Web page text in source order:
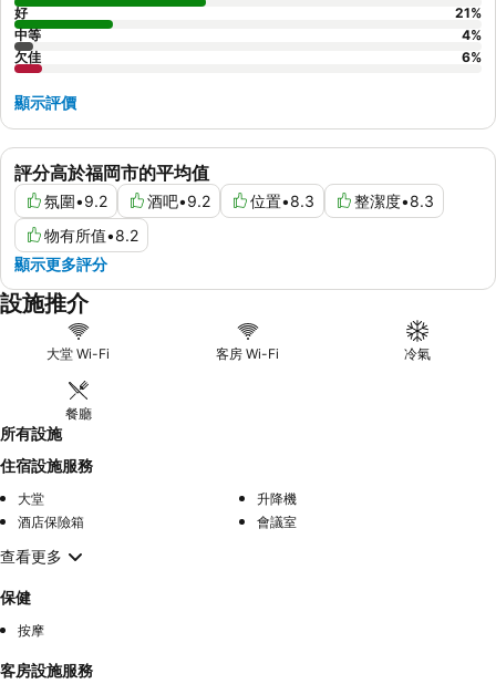
評分高於福岡市的平均值
氛圍•9.2 酒吧•9.2 位置•8.3 整潔度•8.3
物有所值•8.2
顯示更多評分
好
21%
中等
4%
欠佳
6%
顯示評價
設施推介
大堂 Wi-Fi 客房 Wi-Fi 冷氣
餐廳
所有設施
住宿設施服務
大堂
升降機
酒店保險箱
會議室
查看更多
保健
按摩
客房設施服務